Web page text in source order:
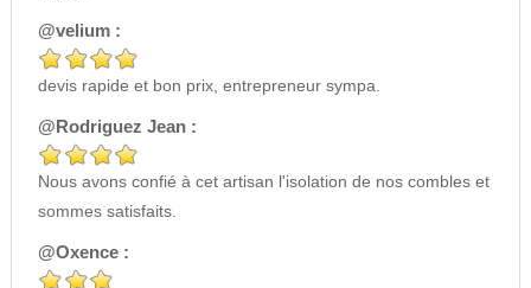
@velium :
devis rapide et bon prix, entrepreneur sympa.
@Rodriguez Jean :
Nous avons confié à cet artisan l'isolation de nos combles et
sommes satisfaits.
@Oxence :